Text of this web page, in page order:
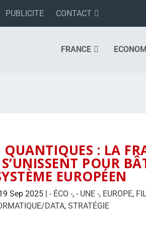
PUBLICITE CONTACT
FRANCE
: LA
POUR
EUROPÉEN
Sep 2025| - ÉCO -, - UNE -, EUROPE,
DATA,STRATÉGIE